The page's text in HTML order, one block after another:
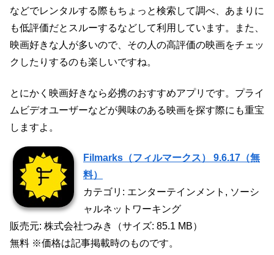
などでレンタルする際もちょっと検索して調べ、あまりに
も低評価だとスルーするなどして利用しています。また、
映画好きな人が多いので、その人の高評価の映画をチェッ
クしたりするのも楽しいですね。
とにかく映画好きなら必携のおすすめアプリです。プライ
ムビデオユーザーなどが興味のある映画を探す際にも重宝
しますよ。
Filmarks（フィルマークス） 9.6.17（無
料）
カテゴリ: エンターテインメント, ソーシ
ャルネットワーキング
販売元: 株式会社つみき（サイズ: 85.1 MB）
無料 ※価格は記事掲載時のものです。